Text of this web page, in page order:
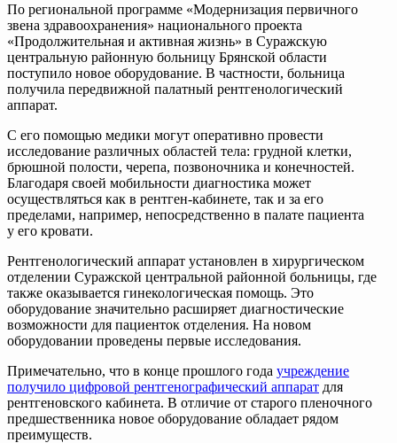
По региональной программе «Модернизация первичного
звена здравоохранения» национального проекта
«Продолжительная и активная жизнь» в Суражскую
центральную районную больницу Брянской области
поступило новое оборудование. В частности, больница
получила передвижной палатный рентгенологический
аппарат.
С его помощью медики могут оперативно провести
исследование различных областей тела: грудной клетки,
брюшной полости, черепа, позвоночника и конечностей.
Благодаря своей мобильности диагностика может
осуществляться как в рентген-кабинете, так и за его
пределами, например, непосредственно в палате пациента
у его кровати.
Рентгенологический аппарат установлен в хирургическом
отделении Суражской центральной районной больницы, где
также оказывается гинекологическая помощь. Это
оборудование значительно расширяет диагностические
возможности для пациенток отделения. На новом
оборудовании проведены первые исследования.
Примечательно, что в конце прошлого года учреждение
получило цифровой рентгенографический аппарат для
рентгеновского кабинета. В отличие от старого пленочного
предшественника новое оборудование обладает рядом
преимуществ.